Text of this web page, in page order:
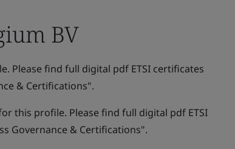
BV
Please find full digital pdf ETSI certificates
& Certifications".
this profile. Please find full digital pdf ETSI
Governance & Certifications".